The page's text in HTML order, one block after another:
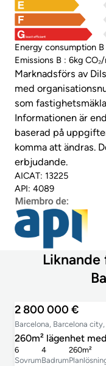
least efficient
Energy consumption
Emissions B : 6kg
Marknadsförs av
med
som
Informationen är
baserad på
komma att ändras.
erbjudande.
AICAT: 13225
API: 4089
2 800 000 €
Barcelona, Barcelona
260m² lägenhet
Sovrum
6
Badrum
4
260m²